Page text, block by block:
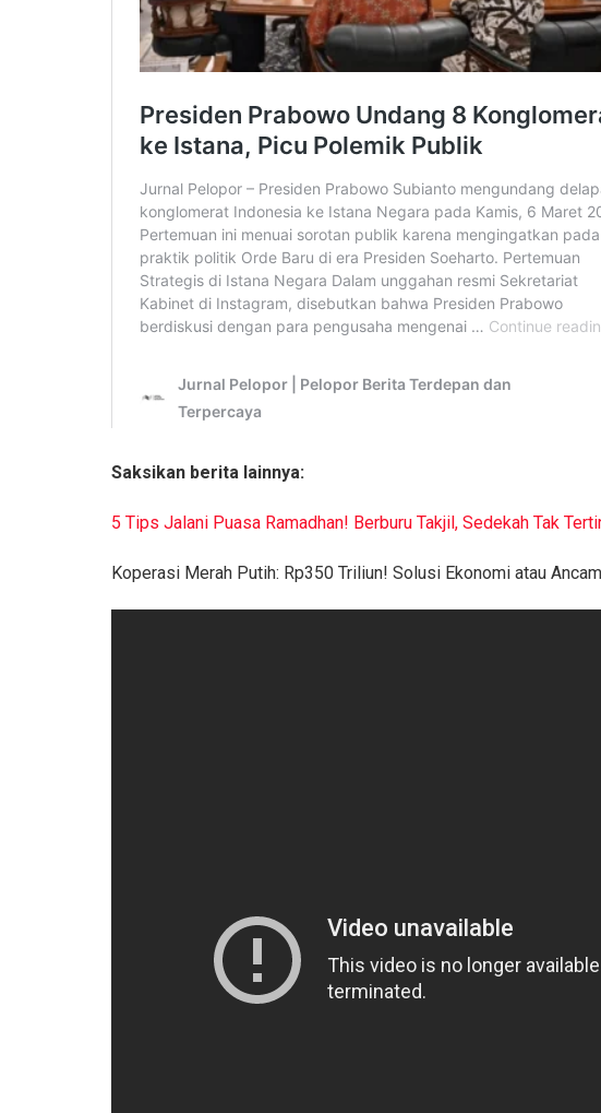
Saksikan berita lainnya:
5 Tips Jalani Puasa Ramadhan! Berburu Takjil, Sedekah Tak
Koperasi Merah Putih: Rp350 Triliun! Solusi Ekonomi atau